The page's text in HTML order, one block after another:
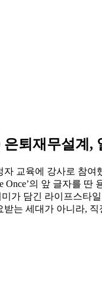
은퇴재무설계,
자 교육에 강사로 참
Once’의 앞 글자를
가 담긴 라이프스타
는 세대가 아니라,